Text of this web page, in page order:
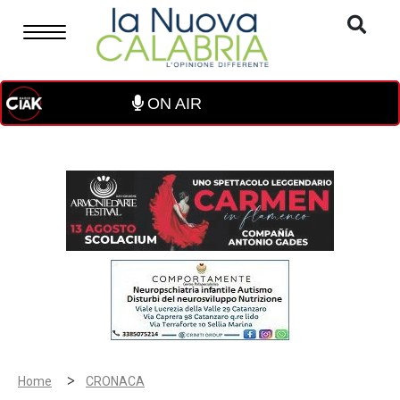
ON AIR
Home > CRONACA